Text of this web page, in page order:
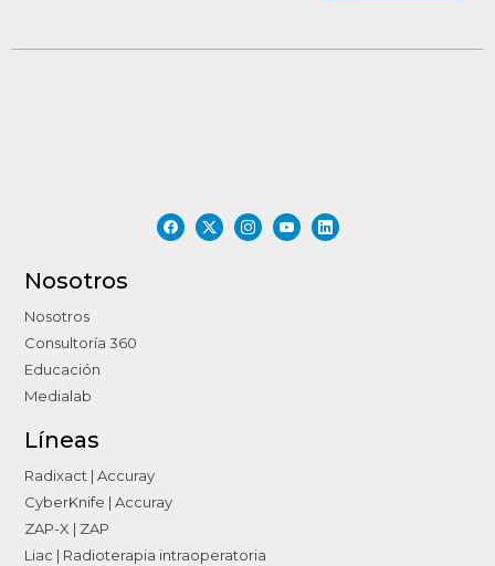
Nosotros
Nosotros
Consultoría 360
Educación
Medialab
Líneas
Radixact | Accuray
CyberKnife | Accuray
ZAP-X | ZAP
Liac | Radioterapia intraoperatoria